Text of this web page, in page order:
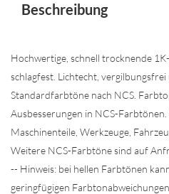
Beschreibung
Hochwertige, schnell trocknende
schlagfest. Lichtecht,
Standardfarbtöne nach NCS.
Ausbesserungen in NCS-Farbtönen.
Maschinenteile, Werkzeuge,
Weitere NCS-Farbtöne sind auf
-- Hinweis: bei hellen Farbtönen
geringfügigen